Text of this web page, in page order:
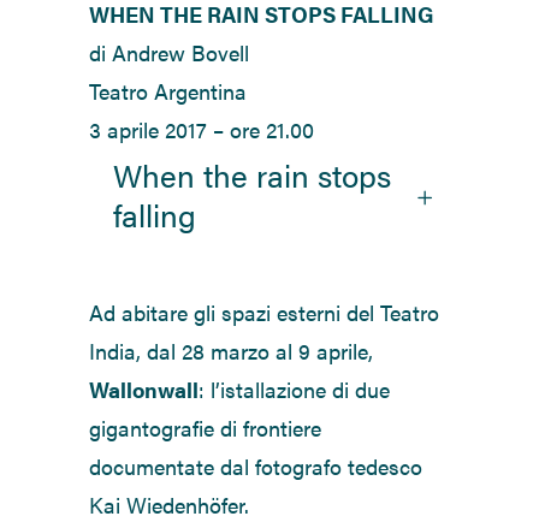
WHEN THE RAIN STOPS FALLING
di Andrew Bovell
Teatro Argentina
3 aprile 2017 – ore 21.00
When the rain stops
falling
Ad abitare gli spazi esterni del Teatro
India, dal 28 marzo al 9 aprile,
Wallonwall: l’istallazione di due
gigantografie di frontiere
documentate dal fotografo tedesco
Kai Wiedenhöfer.